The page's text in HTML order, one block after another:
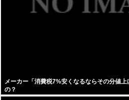
メーカー「消費税7%安くなるならその分値
の？